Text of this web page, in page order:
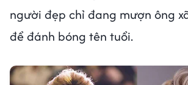
người đẹp chỉ đang mượn ông
để đánh bóng tên tuổi.